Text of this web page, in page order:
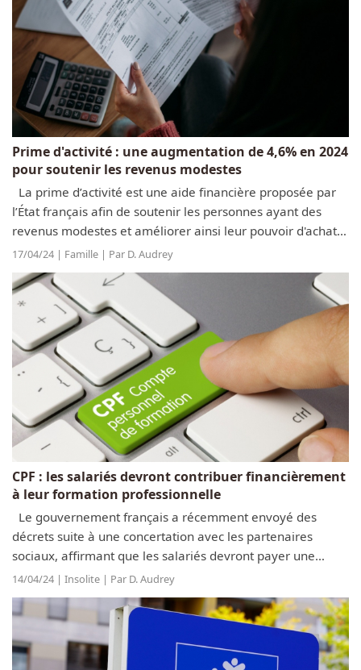
Prime d'activité : une augmentation de 4,6% en 2024
pour soutenir les revenus modestes
l’État français afin de soutenir les personnes ayant des
revenus modestes et améliorer ainsi leur pouvoir d'achat.
Au troisième trimestre de 2023, elle a été distribuée à près
de...
17/04/24 | Famille | Par D. Audrey
CPF : les salariés devront contribuer financièrement
à leur formation professionnelle
Le gouvernement français a récemment envoyé des
décrets suite à une concertation avec les partenaires
sociaux, affirmant que les salariés devront payer une
partie des frais pour certaines formations professionnelles
à partir du premier...
14/04/24 | Insolite | Par D. Audrey